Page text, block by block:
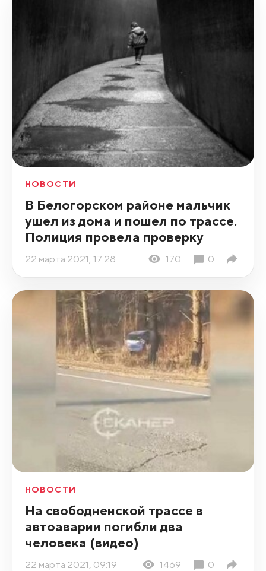
НОВОСТИ
В Белогорском районе мальчик
ушел из дома и пошел по трассе.
Полиция провела проверку
22 марта 2021, 17:28 170 0
НОВОСТИ
На свободненской трассе в
автоаварии погибли два
человека (видео)
22 марта 2021, 09:19 1469 0